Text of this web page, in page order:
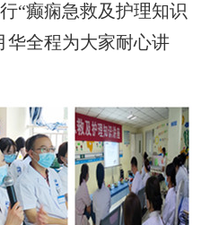
“癫痫急救及护理知识
华全程为大家耐心讲